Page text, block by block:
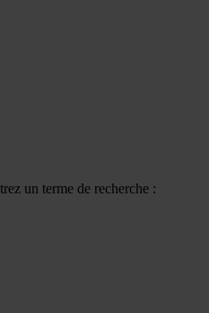
un terme de recherche :